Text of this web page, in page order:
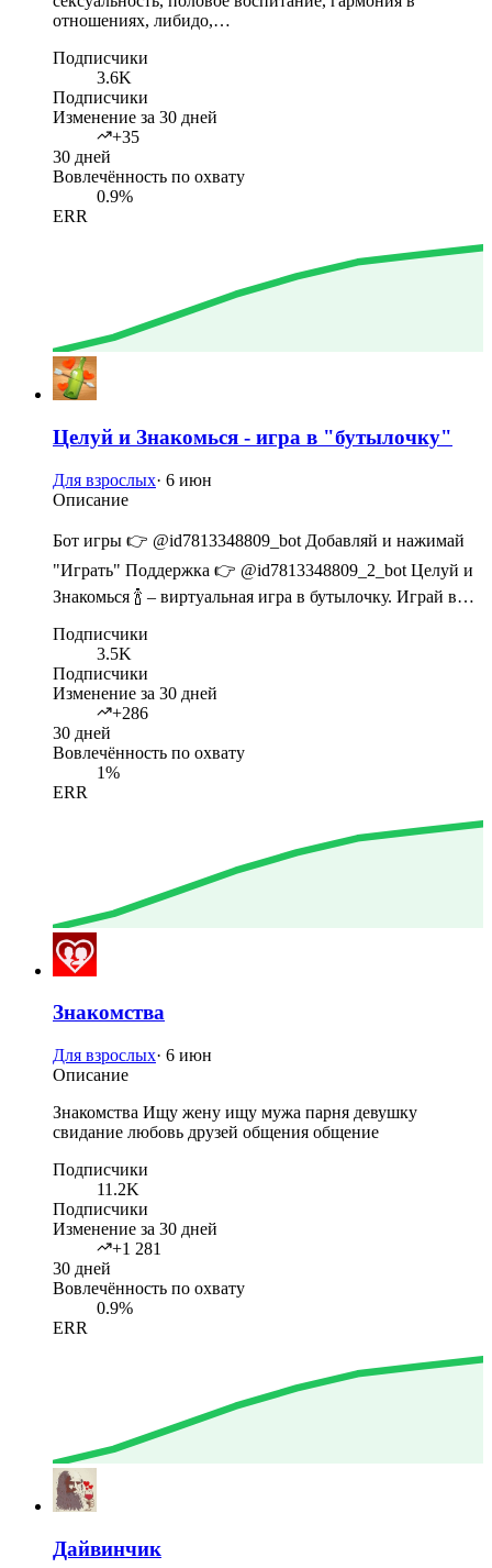
отношениях, либидо,…
Подписчики
3.6K
Подписчики
Изменение за 30 дней
+35
30 дней
Вовлечённость по охвату
0.9%
ERR
Целуй и Знакомься - игра в "бутылочку"
Для взрослых· 6 июн
Описание
Бот игры 👉 @id7813348809_bot Добавляй и нажимай
"Играть" Поддержка 👉 @id7813348809_2_bot Целуй и
Знакомься 🍾 – виртуальная игра в бутылочку. Играй в…
Подписчики
3.5K
Подписчики
Изменение за 30 дней
+286
30 дней
Вовлечённость по охвату
1%
ERR
Знакомства
Для взрослых· 6 июн
Описание
Знакомства Ищу жену ищу мужа парня девушку
свидание любовь друзей общения общение
Подписчики
11.2K
Подписчики
Изменение за 30 дней
+1 281
30 дней
Вовлечённость по охвату
0.9%
ERR
Дайвинчик